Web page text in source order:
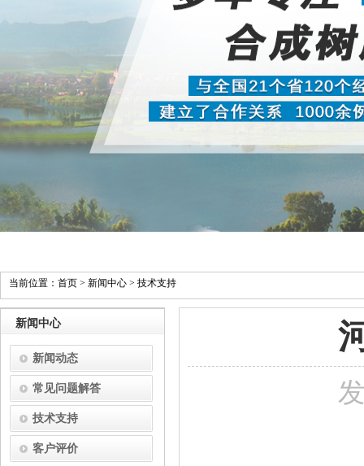
当前位置： 首页 > 新闻中心 > 技术支持
新闻中心
新闻动态
常见问题解答
技术支持
客户评价